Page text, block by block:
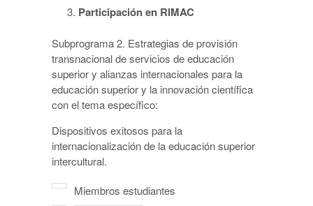
Participación en RIMAC
Subprograma 2. Estrategias de provisión
transnacional de servicios de educación
superior y alianzas internacionales para la
educación superior y la innovación científica
con el tema específico:
Dispositivos exitosos para la
internacionalización de la educación superior
intercultural.
Miembros estudiantes